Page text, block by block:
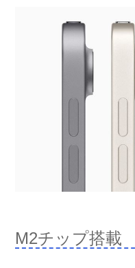
M2チップ搭載